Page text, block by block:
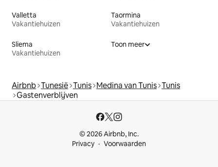
Valletta
Vakantiehuizen
Taormina
Vakantiehuizen
Sliema
Vakantiehuizen
Toon meer
Airbnb Tunesië Tunis Medina van Tunis Tunis
Gastenverblijven
© 2026 Airbnb, Inc.
Privacy
Voorwaarden